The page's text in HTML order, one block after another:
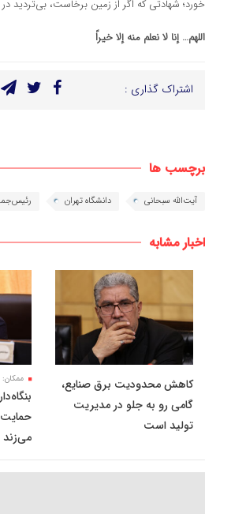
خورد؛ شهادتی که اگر از زمین برخاست، بی‌تردید
اللهم… إنا لا نعلم منه إلا خیراً
اشتراک گذاری :
برچسب ها
آیت‌الله سبحانی دانشگاه تهران
اخبار مشابه
کاهش محدودیت برق صنایع،
گامی رو به جلو در مدیریت
تولید است
ممکان:
حمایت
می‌زند